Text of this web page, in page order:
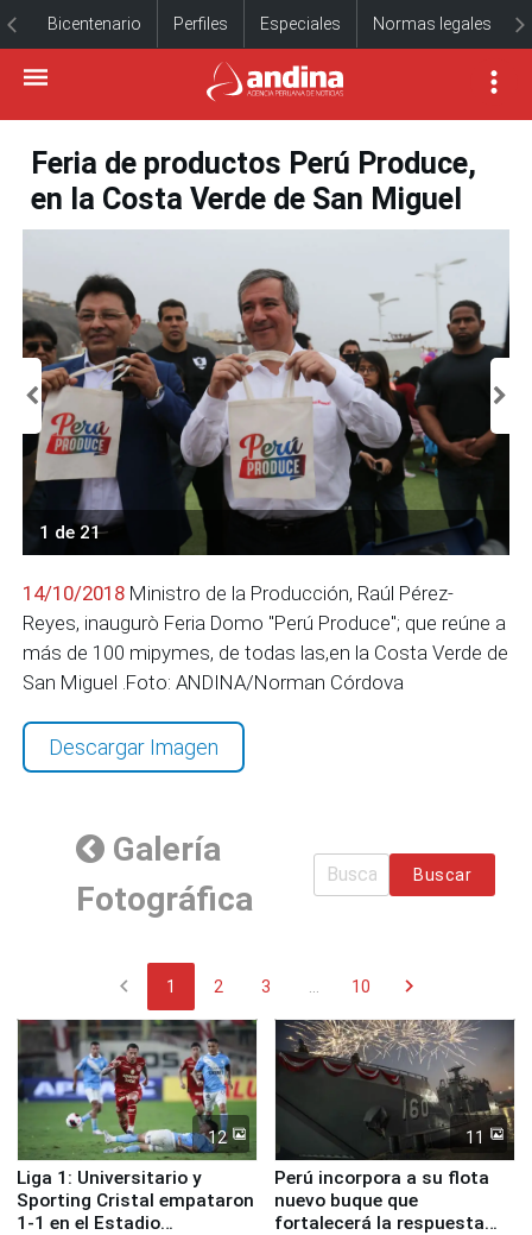
Bicentenario Perfiles Especiales Normas legales
Feria de productos Perú Produce,
en la Costa Verde de San Miguel
1 de 21
14/10/2018 Ministro de la Producción, Raúl Pérez-
Reyes, inaugurò Feria Domo "Perú Produce"; que reúne a
más de 100 mipymes, de todas las,en la Costa Verde de
San Miguel .Foto: ANDINA/Norman Córdova
Descargar Imagen
Galería
Fotográfica
Buscar
chevron_left 1 2 3 10 chevron_right
12
Liga 1: Universitario y
Sporting Cristal empataron
1-1 en el Estadio
11
Perú incorpora a su flota
nuevo buque que
fortalecerá la respuesta